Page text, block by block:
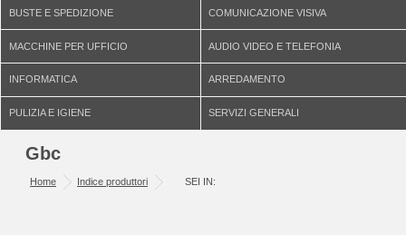
BUSTE E SPEDIZIONE COMUNICAZIONE VISIVA
MACCHINE PER UFFICIO AUDIO VIDEO E TELEFONIA
INFORMATICA ARREDAMENTO
PULIZIA E IGIENE SERVIZI GENERALI
Gbc
SEI IN:
Home Indice produttori